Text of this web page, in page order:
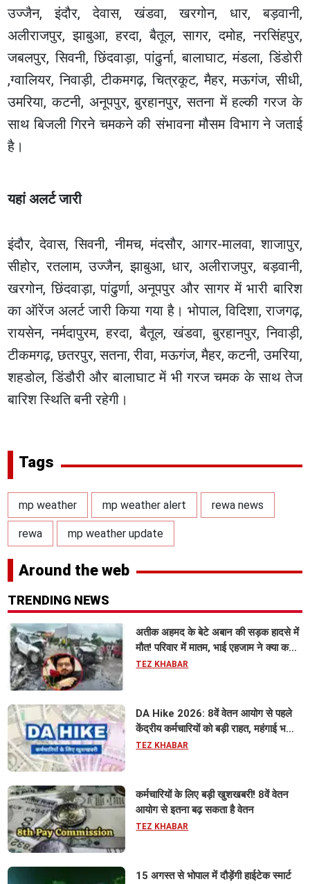
उज्जैन, इंदौर, देवास, खंडवा, खरगोन, धार, बड़वानी,
अलीराजपुर, झाबुआ, हरदा, बैतूल, सागर, दमोह, नरसिंहपुर,
जबलपुर, सिवनी, छिंदवाड़ा, पांढुर्ना, बालाघाट, मंडला, डिंडोरी
,ग्वालियर, निवाड़ी, टीकमगढ़, चित्रकूट, मैहर, मऊगंज, सीधी,
उमरिया, कटनी, अनूपपुर, बुरहानपुर, सतना में हल्की गरज के
साथ बिजली गिरने चमकने की संभावना मौसम विभाग ने जताई
है।
यहां अलर्ट जारी
इंदौर, देवास, सिवनी, नीमच, मंदसौर, आगर-मालवा, शाजापुर,
सीहोर, रतलाम, उज्जैन, झाबुआ, धार, अलीराजपुर, बड़वानी,
खरगोन, छिंदवाड़ा, पांढुर्णा, अनूपपुर और सागर में भारी बारिश
का ऑरेंज अलर्ट जारी किया गया है। भोपाल, विदिशा, राजगढ़,
रायसेन, नर्मदापुरम, हरदा, बैतूल, खंडवा, बुरहानपुर, निवाड़ी,
टीकमगढ़, छतरपुर, सतना, रीवा, मऊगंज, मैहर, कटनी, उमरिया,
शहडोल, डिंडौरी और बालाघाट में भी गरज चमक के साथ तेज
बारिश स्थिति बनी रहेगी।
Tags
mp weather mp weather alert rewa news
rewa mp weather update
Around the web
TRENDING NEWS
अतीक अहमद के बेटे अबान की सड़क हादसे में
मौत! परिवार में मातम, भाई एहजाम ने क्या कहा?
जानिए पूरा मामला
TEZ KHABAR
DA Hike 2026: 8वें वेतन आयोग से पहले
केंद्रीय कर्मचारियों को बड़ी राहत, महंगाई भत्ता
63% होने की संभावना
TEZ KHABAR
कर्मचारियों के लिए बड़ी खुशखबरी! 8वें वेतन
आयोग से इतना बढ़ सकता है वेतन
TEZ KHABAR
15 अगस्त से भोपाल में दौड़ेंगी हाईटेक स्मार्ट